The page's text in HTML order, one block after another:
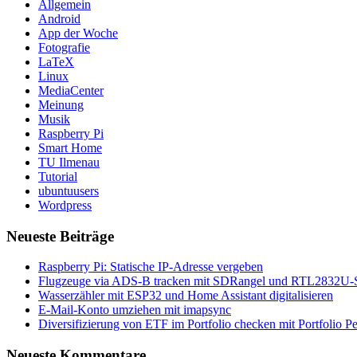
Allgemein
Android
App der Woche
Fotografie
LaTeX
Linux
MediaCenter
Meinung
Musik
Raspberry Pi
Smart Home
TU Ilmenau
Tutorial
ubuntuusers
Wordpress
Neueste Beiträge
Raspberry Pi: Statische IP-Adresse vergeben
Flugzeuge via ADS-B tracken mit SDRangel und RTL2832U-
Wasserzähler mit ESP32 und Home Assistant digitalisieren
E-Mail-Konto umziehen mit imapsync
Diversifizierung von ETF im Portfolio checken mit Portfolio